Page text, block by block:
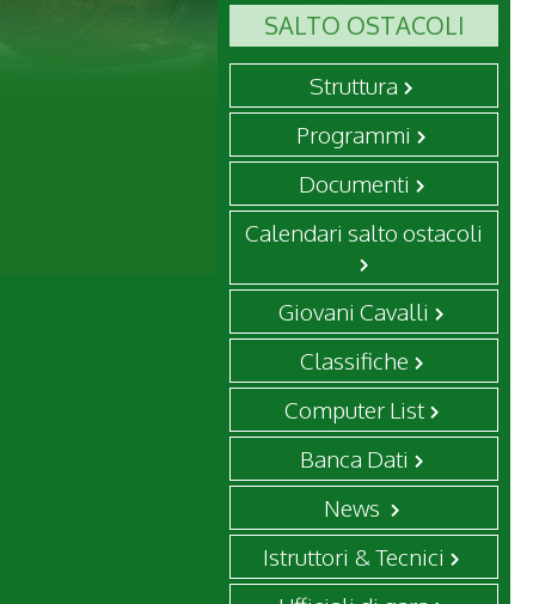
SALTO OSTACOLI
Struttura
Programmi
Documenti
Calendari salto ostacoli
Giovani Cavalli
Classifiche
Computer List
Banca Dati
News
Istruttori & Tecnici